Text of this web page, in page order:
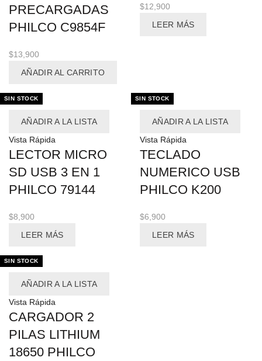
PRECARGADAS
PHILCO C9854F
$13,900
AÑADIR AL CARRITO
$12,900
LEER MÁS
SIN STOCK
AÑADIR A LA LISTA
Vista Rápida
LECTOR MICRO
SD USB 3 EN 1
PHILCO 79144
$8,900
LEER MÁS
SIN STOCK
AÑADIR A LA LISTA
Vista Rápida
TECLADO
NUMERICO USB
PHILCO K200
$6,900
LEER MÁS
SIN STOCK
AÑADIR A LA LISTA
Vista Rápida
CARGADOR 2
PILAS LITHIUM
18650 PHILCO